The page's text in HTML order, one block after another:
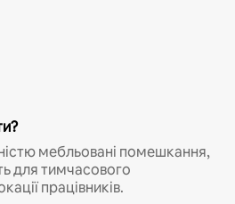
мебльовані помешкання,
для тимчасового
працівників.